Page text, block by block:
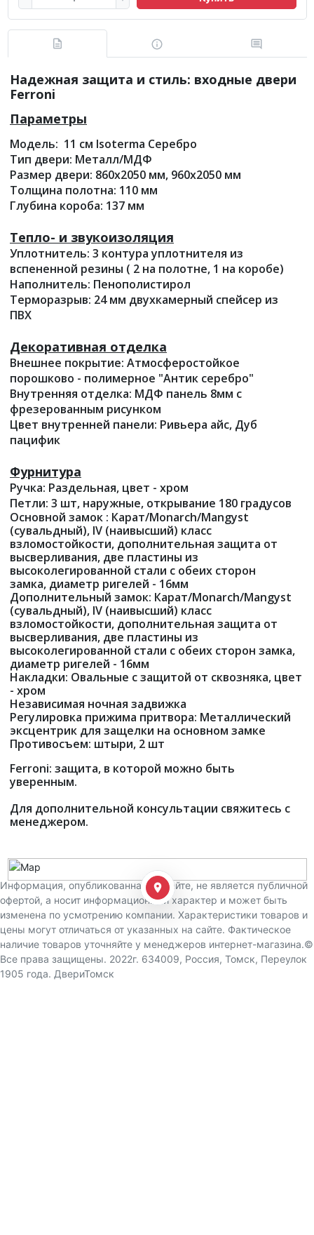
Надежная защита и стиль: входные двери
Ferroni
Параметры
Модель: 11 см Isoterma Серебро
Тип двери: Металл/МДФ
Размер двери: 860х2050 мм, 960х2050 мм
Толщина полотна: 110 мм
Глубина короба: 137 мм
Тепло- и звукоизоляция
Уплотнитель: 3 контура уплотнителя из
вспененной резины ( 2 на полотне, 1 на коробе)
Наполнитель: Пенополистирол
Терморазрыв: 24 мм двухкамерный спейсер из
ПВХ
Декоративная отделка
Внешнее покрытие: Атмосферостойкое
порошково - полимерное "Антик серебро"
Внутренняя отделка: МДФ панель 8мм с
фрезерованным рисунком
Цвет внутренней панели: Ривьера айс, Дуб
пацифик
Фурнитура
Ручка: Раздельная, цвет - хром
Петли: 3 шт, наружные, открывание 180 градусов
Основной замок : Карат/Monarch/Mangyst
(сувальдный), IV (наивысший) класс
взломостойкости, дополнительная защита от
высверливания, две пластины из
высоколегированной стали с обеих сторон
замка, диаметр ригелей - 16мм
Дополнительный замок: Карат/Monarch/Mangyst
(сувальдный), IV (наивысший) класс
взломостойкости, дополнительная защита от
высверливания, две пластины из
высоколегированной стали с обеих сторон замка,
диаметр ригелей - 16мм
Накладки: Овальные с защитой от сквозняка, цвет
- хром
Независимая ночная задвижка
Регулировка прижима притвора: Металлический
эксцентрик для защелки на основном замке
Противосъем: штыри, 2 шт
Ferroni: защита, в которой можно быть
уверенным.
Для дополнительной консультации свяжитесь с
менеджером.
Информация, опубликованная на сайте, не является публичной
офертой, а носит информационный характер и может быть
изменена по усмотрению компании. Характеристики товаров и
цены могут отличаться от указанных на сайте. Фактическое
наличие товаров уточняйте у менеджеров интернет-магазина.©
Все права защищены. 2022г. 634009, Россия, Томск, Переулок
1905 года. ДвериТомск